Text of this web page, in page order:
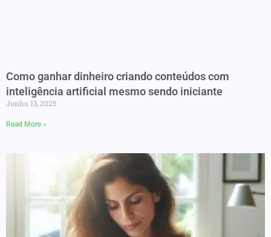
Como ganhar dinheiro criando conteúdos com
inteligência artificial mesmo sendo iniciante
Junho 13, 2025
Read More »